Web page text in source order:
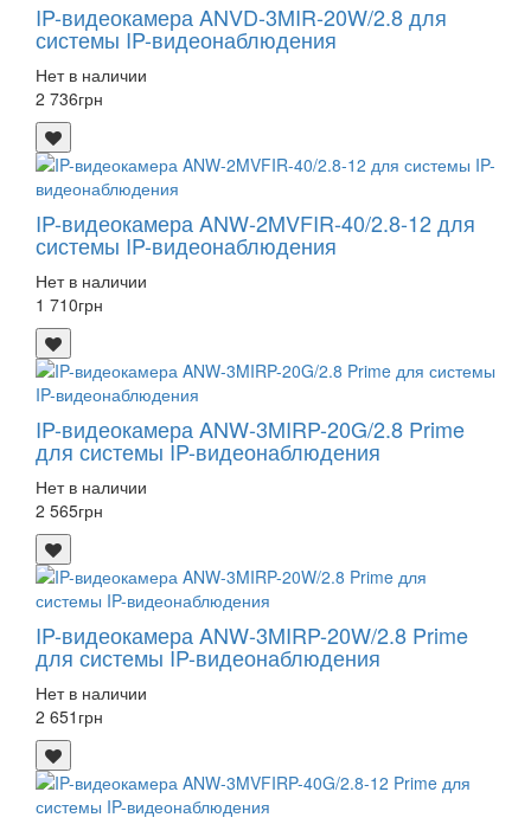
IP-видеокамера ANVD-3MIR-20W/2.8 для
системы IP-видеонаблюдения
Нет в наличии
2 736грн
IP-видеокамера ANW-2MVFIR-40/2.8-12 для
системы IP-видеонаблюдения
Нет в наличии
1 710грн
IP-видеокамера ANW-3MIRP-20G/2.8 Prime
для системы IP-видеонаблюдения
Нет в наличии
2 565грн
IP-видеокамера ANW-3MIRP-20W/2.8 Prime
для системы IP-видеонаблюдения
Нет в наличии
2 651 грн